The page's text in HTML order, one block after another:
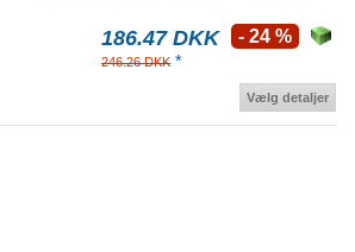
186.47 DKK
246.26 DKK *
- 24 %
Vælg detaljer